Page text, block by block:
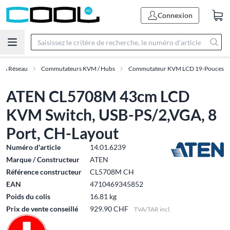
Connexion
& Réseau Commutateurs KVM / Hubs Commutateur KVM LCD 19-Pouces
ATEN CL5708M 43cm LCD
KVM Switch, USB-PS/2,VGA, 8
Port, CH-Layout
Numéro d'article
14.01.6239
Marque / Constructeur
ATEN
Référence constructeur
CL5708M CH
EAN
4710469345852
Poids du colis
16.81 kg
Prix de vente conseillé
929.90 CHF TVA/TAR incl.